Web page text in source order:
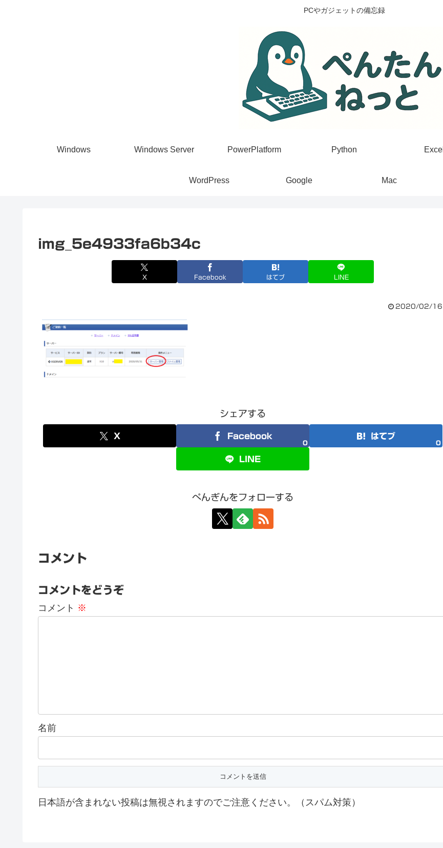
PCやガジェットの備忘録
Windows Windows Server PowerPlatform Python Excel
WordPress Google Mac
img_5e4933fa6b34c
X Facebook はてブ LINE
2020/02/16
シェアする
X Facebook
0
はてブ
0
LINE
ぺんぎんをフォローする
コメント
コメントをどうぞ
コメント ※
名前
日本語が含まれない投稿は無視されますのでご注意ください。（スパム対策）